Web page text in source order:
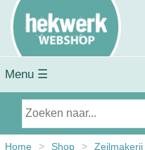
Menu ☰
Home > Shop > Zeilmakerij